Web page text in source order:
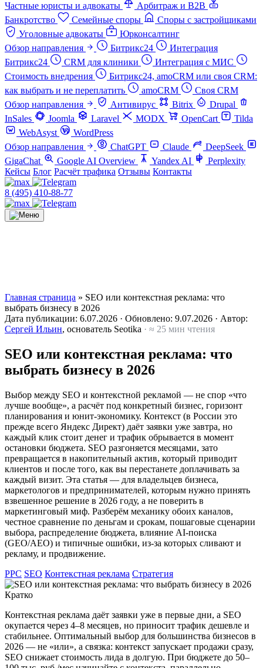
Частные юристы и адвокаты
Арбитраж и B2B
Банкротство
Семейные споры
Споры с застройщиками
Уголовные адвокаты
Юрконсалтинг
Обзор направления
Битрикс24
Интеграция
Битрикс24
CRM для клиники
Интеграция с МИС
Стоимость внедрения
Битрикс24, amoCRM или своя CRM:
как выбрать и не переплатить
amoCRM
Своя CRM
Обзор направления
Антивирус Bitrix
Drupal
InSales
Joomla Laravel MODX OpenCart
Tilda
WebAsyst
WordPress
Обзор направления
ChatGPT Claude
DeepSeek
GigaChat
Google AI Overview Yandex AI
Perplexity
Кейсы Блог Расчёт трафика Отзывы Контакты
8 (495) 410-88-77
Главная страница » SEO или контекстная реклама: что
выбрать бизнесу в 2026
Дата публикации: 6.07.2026 · Обновлено: 9.07.2026 · Автор:
Сергей Ильин, основатель Seotika · ≈ 25 мин чтения
SEO или контекстная реклама: что
выбрать бизнесу в 2026
Выбор между SEO и контекстной рекламой — не спор «что
лучше вообще», а расчёт под конкретный бизнес, горизонт
планирования и юнит-экономику. Контекст (в России это
прежде всего Яндекс Директ) даёт заявки уже завтра, но
каждый клик стоит денег и трафик обрывается в момент
остановки бюджета. SEO разгоняется месяцами, зато
превращается в накопительный актив, который приводит
клиентов и после того, как вы перестанете доплачивать за
каждый визит. Эта статья — для владельцев бизнеса,
маркетологов и предпринимателей, которым нужно принять
взвешенное решение в 2026 году, а не поверить в
маркетинговый миф. Разберём механику обоих каналов,
честное сравнение по деньгам и срокам, пошаговые сценарии
выбора, распределение бюджета, влияние AI-поиска
(GEO/AEO) и типичные ошибки, из-за которых сливают и
рекламу, и продвижение.
PPC SEO Контекстная реклама Стратегия
Кратко
Контекстная реклама даёт заявки уже в первые дни, а SEO
окупается через 4–8 месяцев, но приносит трафик дешевле и
стабильнее. Оптимальный выбор для большинства бизнесов в
2026 — не «или», а связка: контекст запускает продажи сразу,
SEO снижает стоимость лида в долгую. При бюджете до 50–